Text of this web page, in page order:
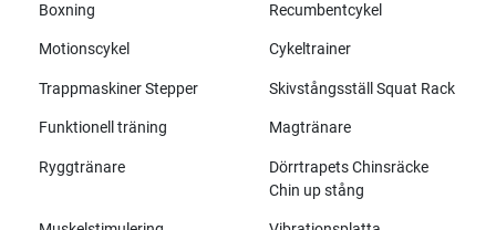
Boxning Recumbentcykel
Motionscykel Cykeltrainer
Trappmaskiner Stepper Skivstångsställ Squat Rack
Funktionell träning Magtränare
Ryggtränare
Dörrtrapets Chinsräcke
Chin up stång